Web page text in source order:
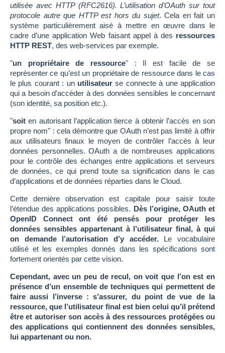
utilisée avec HTTP (RFC2616). L’utilisation d’OAuth sur tout
protocole autre que HTTP est hors du sujet. Cela en fait un
système particulièrement aisé à mettre en œuvre dans le
cadre d’une application Web faisant appel à des ressources
HTTP REST, des web-services par exemple.
"un propriétaire de ressource" : Il est facile de se
représenter ce qu’est un propriétaire de ressource dans le cas
le plus courant : un utilisateur se connecte à une application
qui a besoin d’accéder à des données sensibles le concernant
(son identité, sa position etc.).
"soit en autorisant l’application tierce à obtenir l’accès en son
propre nom" : cela démontre que OAuth n’est pas limité à offrir
aux utilisateurs finaux le moyen de contrôler l’accès à leur
données personnelles. OAuth a de nombreuses applications
pour le contrôle des échanges entre applications et serveurs
de données, ce qui prend toute sa signification dans le cas
d’applications et de données réparties dans le Cloud.
Cette dernière observation est capitale pour saisir toute
l’étendue des applications possibles. Dès l’origine, OAuth et
OpenID Connect ont été pensés pour protéger les
données sensibles appartenant à l’utilisateur final, à qui
on demande l’autorisation d’y accéder.Le vocabulaire
utilisé et les exemples donnés dans les spécifications sont
fortement orientés par cette vision.
Cependant, avec un peu de recul, on voit que l’on est en
présence d’un ensemble de techniques qui permettent de
faire aussi l’inverse : s’assurer, du point de vue de la
ressource, que l’utilisateur final est bien celui qu’il prétend
être et autoriser son accès à des ressources protégées ou
des applications qui contiennent des données sensibles,
lui appartenant ou non.